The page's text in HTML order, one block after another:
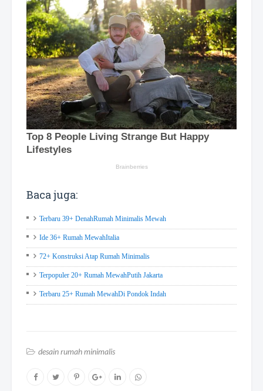
Baca juga:
Terbaru 39+ DenahRumah Minimalis Mewah
Ide 36+ Rumah MewahItalia
72+ Konstruksi Atap Rumah Minimalis
Terpopuler 20+ Rumah MewahPutih Jakarta
Terbaru 25+ Rumah MewahDi Pondok Indah
desain rumah minimalis